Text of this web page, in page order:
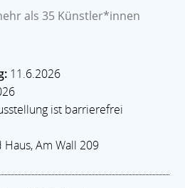
als 35 Künstler*innen
11.6.2026
ist barrierefrei
Am Wall 209